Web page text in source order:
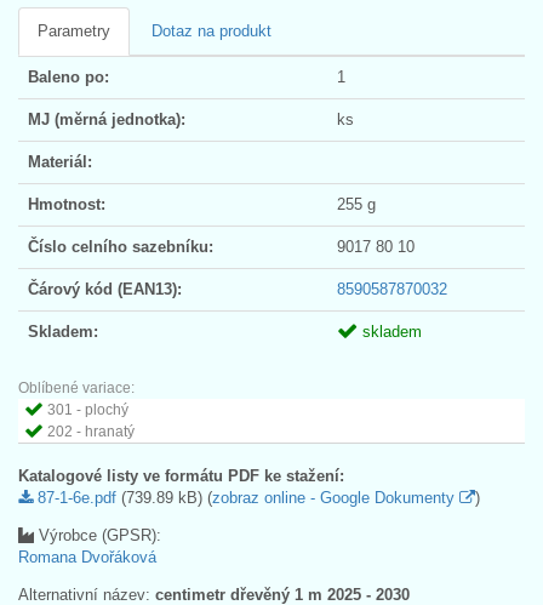
Parametry Dotaz na produkt
Baleno po: 1
MJ (měrná jednotka): ks
Materiál:
Hmotnost: 255 g
Číslo celního sazebníku: 9017 80 10
Čárový kód (EAN13): 8590587870032
Skladem: skladem
Oblíbené variace:
301 - plochý
202 - hranatý
Katalogové listy ve formátu PDF ke stažení:
87-1-6e.pdf (739.89 kB) (zobraz online - Google Dokumenty )
Výrobce (GPSR):
Romana Dvořáková
Alternativní název: centimetr dřevěný 1 m 2025 - 2030